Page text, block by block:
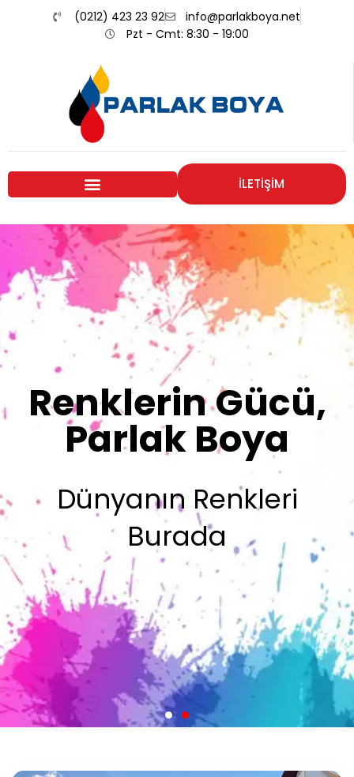
(0212) 423 23 92
info@parlakboya.net
Pzt - Cmt: 8:30 - 19:00
İLETİŞİM
Renklerimiz
Sizin İmzanız
Olsun